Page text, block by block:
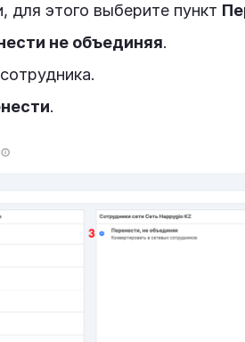
для этого выберите пункт
не объединяя.
.